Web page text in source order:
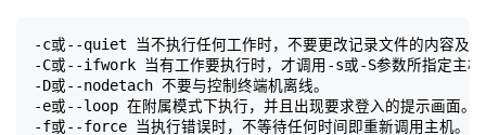
-c或--quiet 当不执行任何工作时，不要更改记录文件的内容及更
-C或--ifwork 当有工作要执行时，才调用-s或-S参数所指定主机
-D或--nodetach 不要与控制终端机离线。
-e或--loop 在附属模式下执行，并且出现要求登入的提示画面。
-f或--force 当执行错误时，不等待任何时间即重新调用主机。